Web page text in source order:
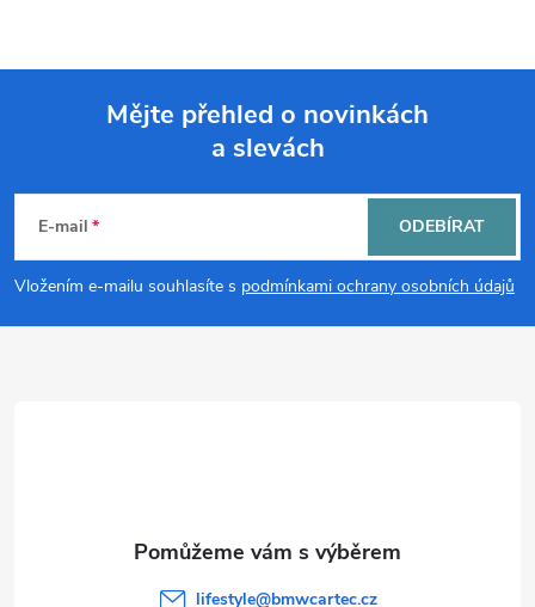
a
í
p
p
Mějte přehled o novinkách
a slevách
E-mail
Vložením e-mailu souhlasíte s podmínkami ochrany osobních údajů
ODEBÍRAT
lifestyle@bmwcartec.cz